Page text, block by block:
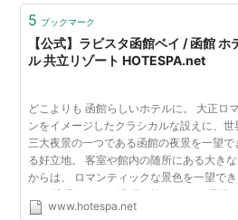
5 ブックマーク
【公式】ラビスタ函館ベイ / 函館 ホ
ル 共立リゾート HOTESPA.net
どこよりも 函館らしいホテルに。 大正ロマ
ンをイメージしたクラシカルな設えに、世
三大夜景の一つである函館の夜景を一望で
る好立地。 客室や館内の随所にある大き
からは、 ロマンティックな景色を一望でき
す。 浪漫あふれる港町で紡がれる、 優雅な
癒しの時を貴方に。 函館らしいハイカラな
www.hotespa.net